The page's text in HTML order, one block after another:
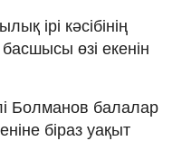
ірі кәсібінің
өзі екенін
Болманов балалар
біраз уақыт